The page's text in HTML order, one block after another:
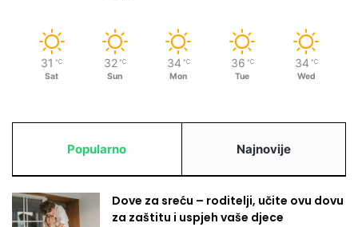
31 ℃
Sat
32 ℃
Sun
34 ℃
Mon
36 ℃
Tue
34 ℃
Wed
Popularno Najnovije
Dove za sreću – roditelji, učite ovu dovu
za zaštitu i uspjeh vaše djece